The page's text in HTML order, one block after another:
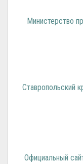
Министерство
Ставропольский
Официальный